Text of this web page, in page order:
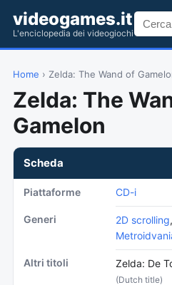
videogames.it
L'enciclopedia dei videogiochi
Home › Zelda: The Wand of
Zelda: The
Gamelon
Scheda
Piattaforme CD-i
Generi 2D scrolling,
Altri titoli Zelda: De
(Dutch title)